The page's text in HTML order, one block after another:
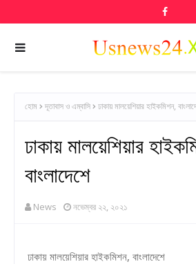
হোম দূতাবাস ও এম্বাসি ঢাকায় মালয়েশিয়ার হাইকমিশন,
ঢাকায় মালয়েশিয়ার
বাংলাদেশে
News নভেম্বর ২২, ২০২১
ঢাকায় মালয়েশিয়ার হাইকমিশন, বাংলাদেশে